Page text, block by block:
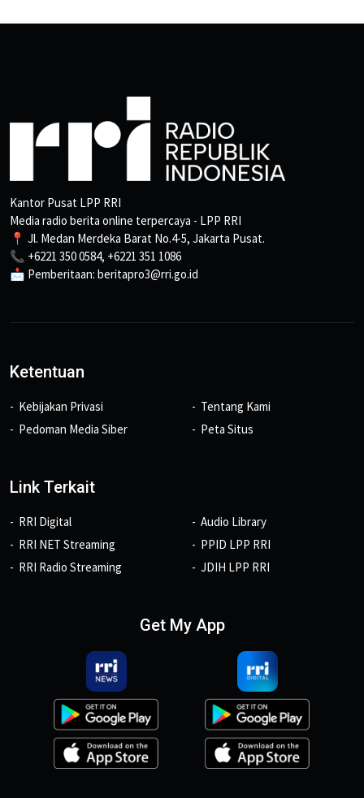
Kantor Pusat LPP RRI
Media radio berita online terpercaya - LPP RRI
📍 Jl. Medan Merdeka Barat No.4-5, Jakarta Pusat.
📞 +6221 350 0584, +6221 351 1086
📩 Pemberitaan: beritapro3@rri.go.id
Ketentuan
Kebijakan Privasi
Pedoman Media Siber
Tentang Kami
Peta Situs
Link Terkait
RRI Digital
RRI NET Streaming
RRI Radio Streaming
Audio Library
PPID LPP RRI
JDIH LPP RRI
Get My App